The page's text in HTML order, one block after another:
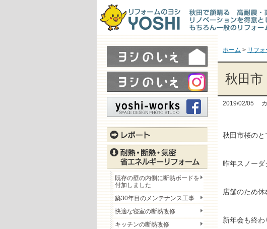
ホーム > リフォ
秋田
2019/02/05 カ
秋田市桜のと
昨年スノーダ
店舗のため
新年会も終
既存の壁の内側に断熱ボードを
付加しました
築30年目のメンテナンス工事
快適な寝室の断熱改修
キッチンの断熱改修